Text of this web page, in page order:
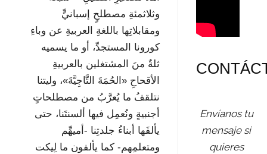
وثلاثمئةِ مصطلحٍ إسبانيٍّ
ومقابلاتِها باللغةِ العربيةِ عن وباءِ
كورونا المستجدِّ، أو ما يسميه
ثلةٌ منَ المشتغلين بالعربيةِ
الأقحاحِ «الحُمَةَ التَّاجِيَّةَ»، وليتنا
نتلقفُ ما يُعرَّبُ من مصطلحاتٍ
أجنبيةٍ ونُعمِل فيها ألسنتَنا، حتى
يألفَها أبناءُ جلدتِنا -أميهِّم
ومتعلمِهم- كما يألفون ما لِيكت
Envíanos tu
mensaje si
quieres